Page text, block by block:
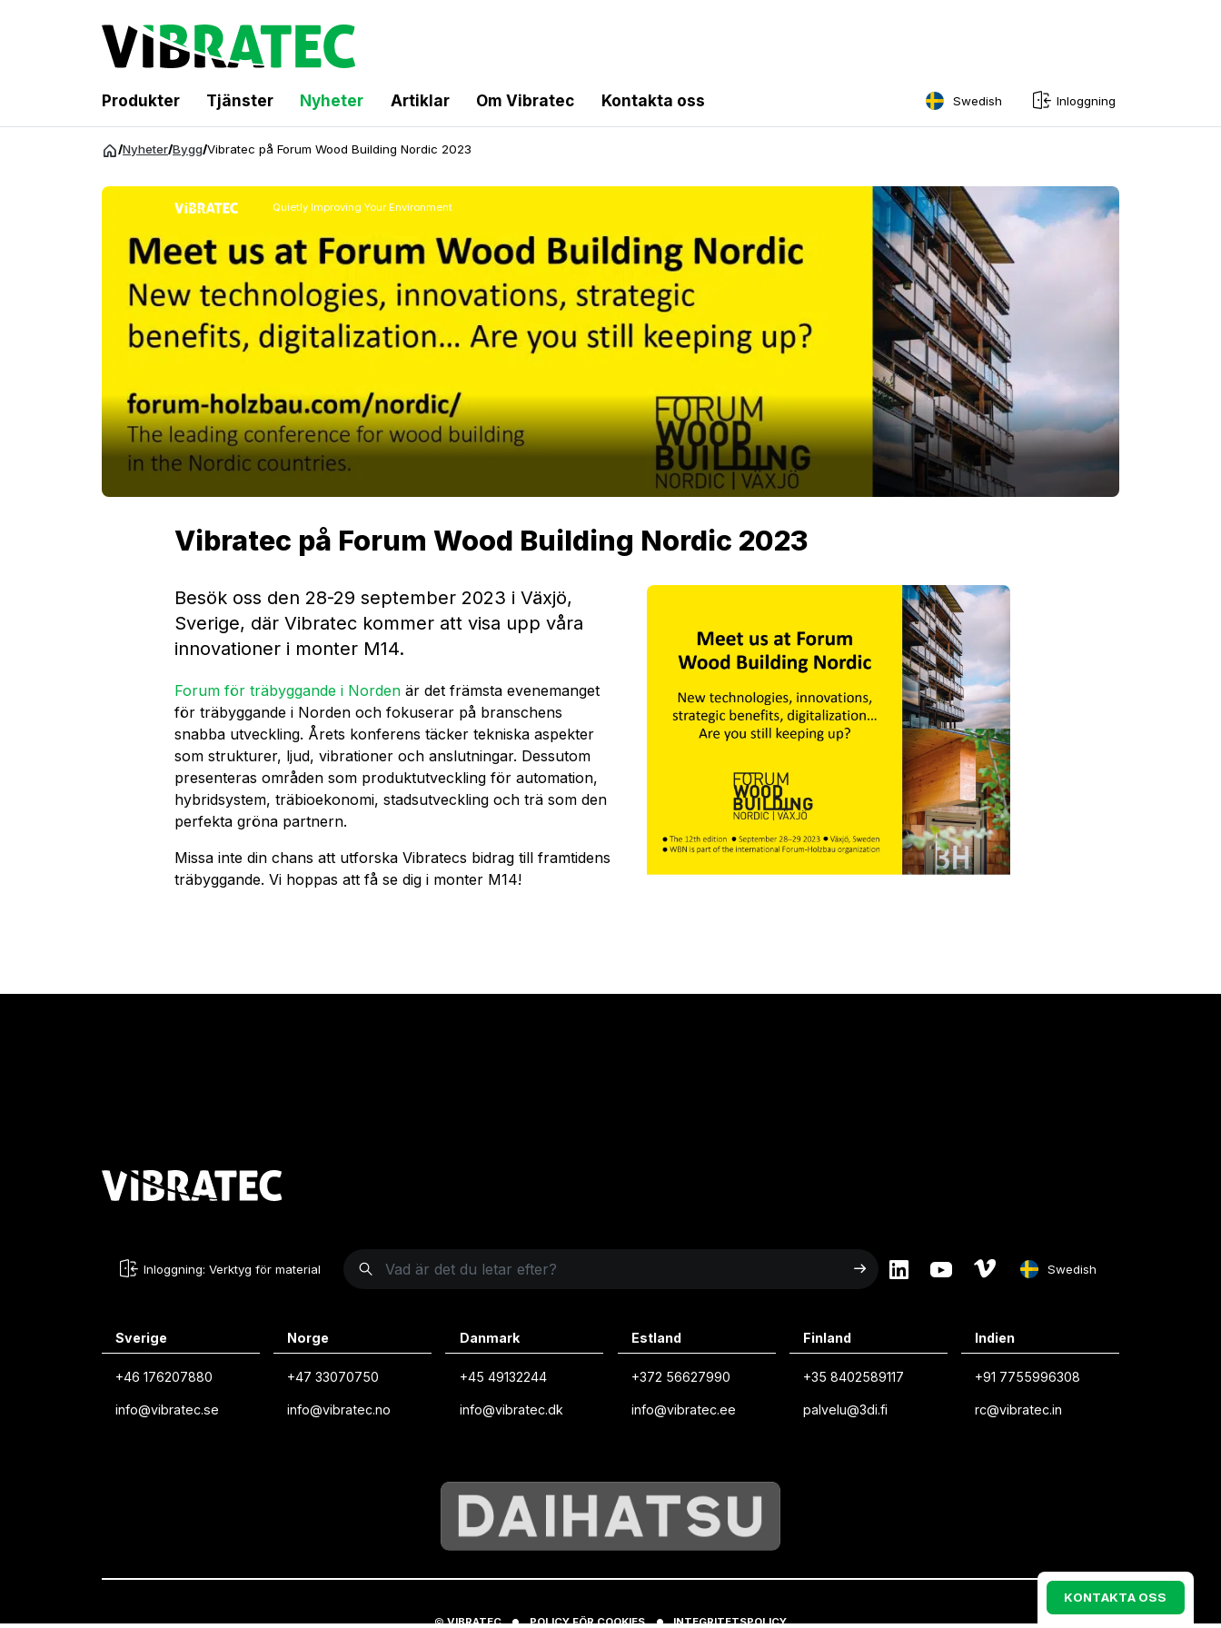
Produkter Tjänster Nyheter Artiklar Om Vibratec Kontakta oss Swedish
Norwegian
French
Estonian
Finnish
Danish
Inloggning
/Nyheter/Bygg/Vibratec på Forum Wood Building Nordic 2023
Quietly Improving Your Environment
Vibratec på Forum Wood Building Nordic 2023
Besök oss den 28-29 september 2023 i Växjö,
Sverige, där Vibratec kommer att visa upp våra
innovationer i monter M14.
Forum för träbyggande i Norden är det främsta evenemanget
för träbyggande i Norden och fokuserar på branschens
snabba utveckling. Årets konferens täcker tekniska aspekter
som strukturer, ljud, vibrationer och anslutningar. Dessutom
presenteras områden som produktutveckling för automation,
hybridsystem, träbioekonomi, stadsutveckling och trä som den
perfekta gröna partnern.
Missa inte din chans att utforska Vibratecs bidrag till framtidens
träbyggande. Vi hoppas att få se dig i monter M14!
KONTAKTA OSS
Inloggning: Verktyg för material Swedish
Norwegian
French
Sverige
+46 176207880
info@vibratec.se
Norge
+47 33070750
info@vibratec.no
Danmark
+45 49132244
info@vibratec.dk
Estland
+372 56627990
info@vibratec.ee
Finland
+35 8402589117
palvelu@3di.fi
Indien
+91 7755996308
rc@vibratec.in
©VIBRATEC ⏺︎ POLICY FÖR COOKIES ⏺︎ INTEGRITETSPOLICY